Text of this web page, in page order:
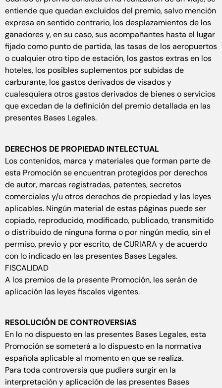
entiende que quedan excluidos del premio, salvo mención
expresa en sentido contrario, los desplazamientos de los
ganadores y, en su caso, sus acompañantes hasta el lugar
fijado como punto de partida, las tasas de los aeropuertos
o cualquier otro tipo de estación, los gastos extras en los
hoteles, los posibles suplementos por subidas de
carburante, los gastos derivados de visados y
cualesquiera otros gastos derivados de bienes o servicios
que excedan de la definición del premio detallada en las
presentes Bases Legales.
DERECHOS DE PROPIEDAD INTELECTUAL
Los contenidos, marca y materiales que forman parte de
esta Promoción se encuentran protegidos por derechos
de autor, marcas registradas, patentes, secretos
comerciales y/u otros derechos de propiedad y las leyes
aplicables. Ningún material de estas páginas puede ser
copiado, reproducido, modificado, publicado, transmitido
o distribuido de ninguna forma o por ningún medio, sin el
permiso, previo y por escrito, de CURIARA y de acuerdo
con lo indicado en las presentes Bases Legales.
FISCALIDAD
A los premios de la presente Promoción, les serán de
aplicación las leyes fiscales vigentes.
RESOLUCIÓN DE CONTROVERSIAS
En lo no dispuesto en las presentes Bases Legales, esta
Promoción se someterá a lo dispuesto en la normativa
española aplicable al momento en que se realiza.
Para toda controversia que pudiera surgir en la
interpretación y aplicación de las presentes Bases